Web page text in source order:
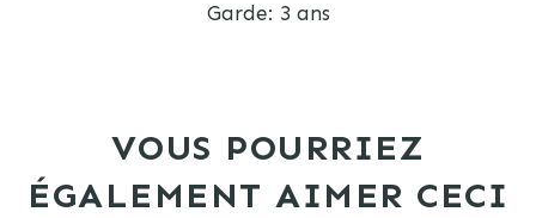
Garde: 3 ans
VOUS POURRIEZ
ÉGALEMENT AIMER CECI